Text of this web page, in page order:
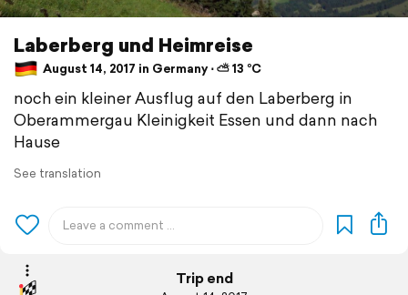
Laberberg und Heimreise
August 14, 2017 in Germany ⋅ ⛅ 13 °C
noch ein kleiner Ausflug auf den Laberberg in
Oberammergau Kleinigkeit Essen und dann nach
Hause
See translation
Trip end